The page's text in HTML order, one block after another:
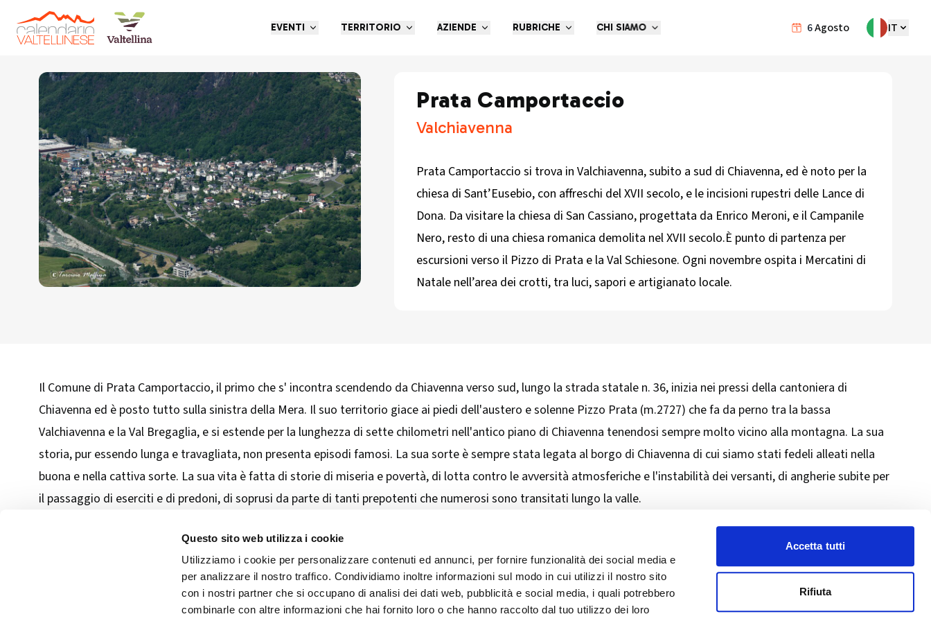
Questo sito web utilizza i cookie
Utilizziamo i cookie per personalizzare contenuti ed annunci, per fornire funzionalità dei social media e
per analizzare il nostro traffico. Condividiamo inoltre informazioni sul modo in cui utilizzi il nostro sito
con i nostri partner che si occupano di analisi dei dati web, pubblicità e social media, i quali potrebbero
combinarle con altre informazioni che hai fornito loro o che hanno raccolto dal tuo utilizzo dei loro
Accetta tutti
Rifiuta
6Agosto IT
EVENTI TERRITORIO AZIENDE RUBRICHE CHI SIAMO
Torna indietro
Prata Camportaccio
Valchiavenna
Prata Camportaccio si trova in Valchiavenna, subito a sud di Chiavenna, ed è noto per la
chiesa di Sant’Eusebio, con affreschi del XVII secolo, e le incisioni rupestri delle Lance di
Dona. Da visitare la chiesa di San Cassiano, progettata da Enrico Meroni, e il Campanile
Nero, resto di una chiesa romanica demolita nel XVII secolo.È punto di partenza per
escursioni verso il Pizzo di Prata e la Val Schiesone. Ogni novembre ospita i Mercatini di
Natale nell’area dei crotti, tra luci, sapori e artigianato locale.​
Il Comune di Prata Camportaccio, il primo che s' incontra scendendo da Chiavenna verso sud, lungo la strada statale n. 36, inizia nei pressi della cantoniera di
Chiavenna ed è posto tutto sulla sinistra della Mera. Il suo territorio giace ai piedi dell'austero e solenne Pizzo Prata (m.2727) che fa da perno tra la bassa
Valchiavenna e la Val Bregaglia, e si estende per la lunghezza di sette chilometri nell'antico piano di Chiavenna tenendosi sempre molto vicino alla montagna. La sua
storia, pur essendo lunga e travagliata, non presenta episodi famosi. La sua sorte è sempre stata legata al borgo di Chiavenna di cui siamo stati fedeli alleati nella
buona e nella cattiva sorte. La sua vita è fatta di storie di miseria e povertà, di lotta contro le avversità atmosferiche e l'instabilità dei versanti, di angherie subite per
il passaggio di eserciti e di predoni, di soprusi da parte di tanti prepotenti che numerosi sono transitati lungo la valle.
Seguici sui social
ART'IDEA ITALIA SRLS
Via Mazzini, 23 23100 Sondrio
CF/PI 01035400140
Copyright 2025 © Calendario Valtellinese